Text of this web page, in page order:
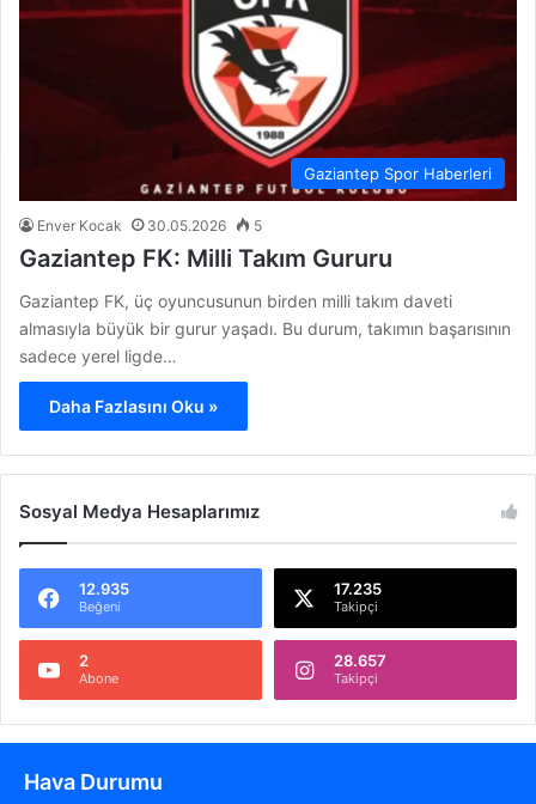
Gaziantep Spor Haberleri
Enver Kocak 30.05.2026 5
Gaziantep FK: Milli Takım Gururu
Gaziantep FK, üç oyuncusunun birden milli takım daveti
almasıyla büyük bir gurur yaşadı. Bu durum, takımın başarısının
sadece yerel ligde…
Daha Fazlasını Oku »
Sosyal Medya Hesaplarımız
12.935
Beğeni
17.235
Takipçi
2
Abone
28.657
Takipçi
Hava Durumu